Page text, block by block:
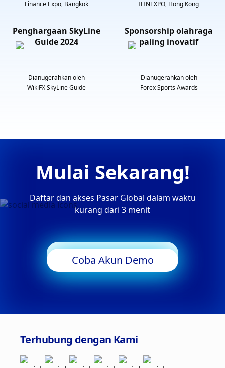
Finance Expo, Bangkok IFINEXPO, Hong Kong
Penghargaan SkyLine
Guide 2024
Dianugerahkan oleh
WikiFX SkyLine Guide
Sponsorship olahraga
paling inovatif
Dianugerahkan oleh
Forex Sports Awards
Mulai Sekarang!
Daftar dan akses Pasar Global dalam waktu
kurang dari 3 menit
Mulai Trading
Coba Akun Demo
Terhubung dengan Kami